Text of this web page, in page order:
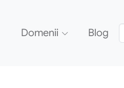
Domenii Blog